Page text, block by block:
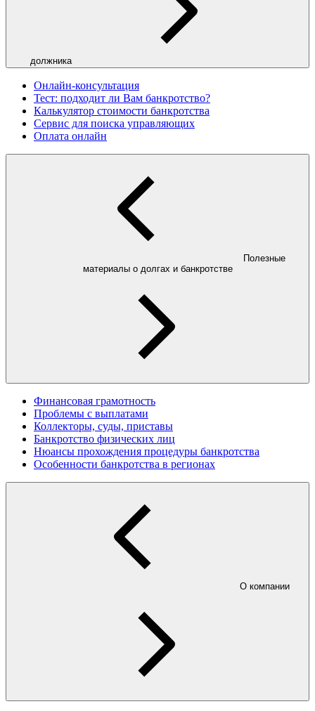
должника
Онлайн-консультация
Тест: подходит ли Вам банкротство?
Калькулятор стоимости банкротства
Сервис для поиска управляющих
Оплата онлайн
Полезные
материалы о долгах и банкротстве
Финансовая грамотность
Проблемы с выплатами
Коллекторы, суды, приставы
Банкротство физических лиц
Нюансы прохождения процедуры банкротства
Особенности банкротства в регионах
О компании